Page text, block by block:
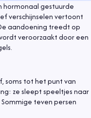
hormonaal gestuurde
verschijnselen vertoont
aandoening treedt op
veroorzaakt door een
soms tot het punt van
ze sleept speeltjes naar
teven persen